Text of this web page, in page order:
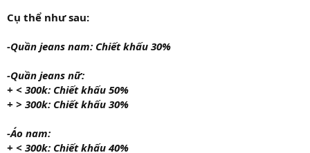
Cụ thể như sau:
-Quần jeans nam: Chiết khấu 30%
-Quần jeans nữ:
+ < 300k: Chiết khấu 50%
+ > 300k: Chiết khấu 30%
-Áo nam:
+ < 300k: Chiết khấu 40%